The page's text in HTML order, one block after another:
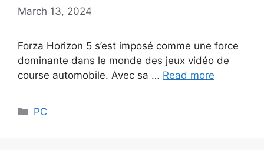
March 13, 2024
Forza Horizon 5 s’est imposé comme une force
dominante dans le monde des jeux vidéo de
course automobile. Avec sa … Read more
Categories
PC